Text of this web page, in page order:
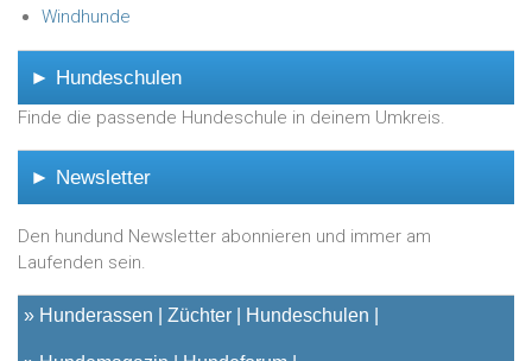
Windhunde
► Hundeschulen
Finde die passende Hundeschule in deinem Umkreis.
► Newsletter
Den hundund Newsletter abonnieren und immer am
Laufenden sein.
» Hunderassen Züchter Hundeschulen